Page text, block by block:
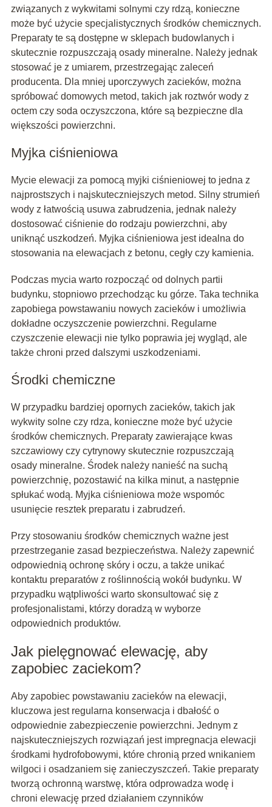
związanych z wykwitami solnymi czy rdzą, konieczne
może być użycie specjalistycznych środków chemicznych.
Preparaty te są dostępne w sklepach budowlanych i
skutecznie rozpuszczają osady mineralne. Należy jednak
stosować je z umiarem, przestrzegając zaleceń
producenta. Dla mniej uporczywych zacieków, można
spróbować domowych metod, takich jak roztwór wody z
octem czy soda oczyszczona, które są bezpieczne dla
większości powierzchni.
Myjka ciśnieniowa
Mycie elewacji za pomocą myjki ciśnieniowej to jedna z
najprostszych i najskuteczniejszych metod. Silny strumień
wody z łatwością usuwa zabrudzenia, jednak należy
dostosować ciśnienie do rodzaju powierzchni, aby
uniknąć uszkodzeń. Myjka ciśnieniowa jest idealna do
stosowania na elewacjach z betonu, cegły czy kamienia.
Podczas mycia warto rozpocząć od dolnych partii
budynku, stopniowo przechodząc ku górze. Taka technika
zapobiega powstawaniu nowych zacieków i umożliwia
dokładne oczyszczenie powierzchni. Regularne
czyszczenie elewacji nie tylko poprawia jej wygląd, ale
także chroni przed dalszymi uszkodzeniami.
Środki chemiczne
W przypadku bardziej opornych zacieków, takich jak
wykwity solne czy rdza, konieczne może być użycie
środków chemicznych. Preparaty zawierające kwas
szczawiowy czy cytrynowy skutecznie rozpuszczają
osady mineralne. Środek należy nanieść na suchą
powierzchnię, pozostawić na kilka minut, a następnie
spłukać wodą. Myjka ciśnieniowa może wspomóc
usunięcie resztek preparatu i zabrudzeń.
Przy stosowaniu środków chemicznych ważne jest
przestrzeganie zasad bezpieczeństwa. Należy zapewnić
odpowiednią ochronę skóry i oczu, a także unikać
kontaktu preparatów z roślinnością wokół budynku. W
przypadku wątpliwości warto skonsultować się z
profesjonalistami, którzy doradzą w wyborze
odpowiednich produktów.
Jak pielęgnować elewację, aby
zapobiec zaciekom?
Aby zapobiec powstawaniu zacieków na elewacji,
kluczowa jest regularna konserwacja i dbałość o
odpowiednie zabezpieczenie powierzchni. Jednym z
najskuteczniejszych rozwiązań jest impregnacja elewacji
środkami hydrofobowymi, które chronią przed wnikaniem
wilgoci i osadzaniem się zanieczyszczeń. Takie preparaty
tworzą ochronną warstwę, która odprowadza wodę i
chroni elewację przed działaniem czynników